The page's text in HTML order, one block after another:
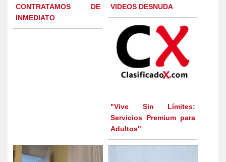
CONTRATAMOS DE
INMEDIATO
VIDEOS DESNUDA
"Vive Sin Límites:
Servicios Premium para
Adultos"